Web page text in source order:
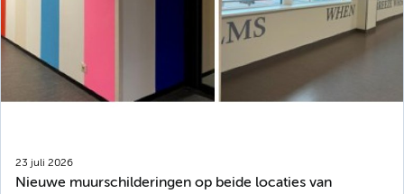
23 juli 2026
Nieuwe muurschilderingen op beide locaties van